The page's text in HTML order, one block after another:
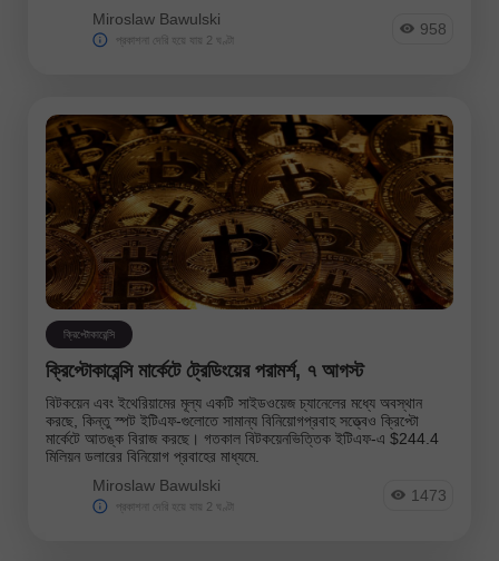
Miroslaw Bawulski
প্রকাশনা দেরি হয়ে যায় 2 ঘণ্টা
958
ক্রিপ্টোকারেন্সি
ক্রিপ্টোকারেন্সি মার্কেটে ট্রেডিংয়ের পরামর্শ, ৭ আগস্ট
বিটকয়েন এবং ইথেরিয়ামের মূল্য একটি সাইডওয়েজ চ্যানেলের মধ্যে অবস্থান
করছে, কিন্তু স্পট ইটিএফ-গুলোতে সামান্য বিনিয়োগপ্রবাহ সত্ত্বেও ক্রিপ্টো
মার্কেটে আতঙ্ক বিরাজ করছে। গতকাল বিটকয়েনভিত্তিক ইটিএফ-এ $244.4
মিলিয়ন ডলারের বিনিয়োগ প্রবাহের মাধ্যমে.
Miroslaw Bawulski
প্রকাশনা দেরি হয়ে যায় 2 ঘণ্টা
1473